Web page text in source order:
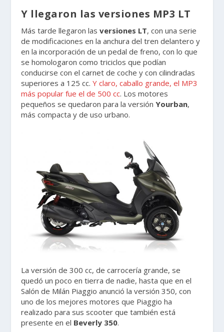
Y llegaron las versiones MP3 LT
Más tarde llegaron lasversiones LT, con una serie
de modificaciones en la anchura del tren delantero y
en la incorporación de un pedal de freno, con lo que
se homologaron como triciclos que podían
conducirse con el carnet de coche y con cilindradas
superiores a 125 cc.Y claro, caballo grande, el MP3
más popular fue el de 500 cc. Los motores
pequeños se quedaron para la versiónYourban,
más compacta y de uso urbano.
La versión de 300 cc, de carrocería grande, se
quedó un poco en tierra de nadie, hasta que en el
Salón de Milán Piaggio anunció la versión 350, con
uno de los mejores motores que Piaggio ha
realizado para sus scooter que también está
presente en el Beverly 350.